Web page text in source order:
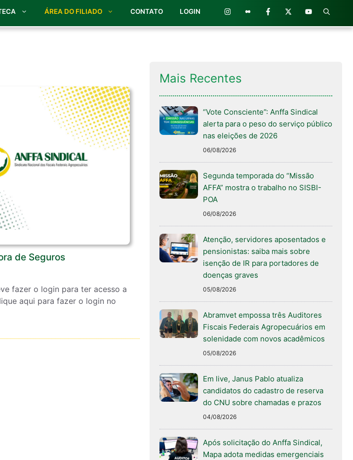
ÁREA DO FILIADO CONTATO LOGIN
de Seguros
fazer o login para ter acesso a
aqui para fazer o login no
Mais Recentes
“Vote Consciente”: Anffa Sindical
alerta para o peso do serviço público
nas eleições de 2026
06/08/2026
Segunda temporada do “Missão
AFFA” mostra o trabalho no SISBI-
POA
06/08/2026
Atenção, servidores aposentados e
pensionistas: saiba mais sobre
isenção de IR para portadores de
doenças graves
05/08/2026
Abramvet empossa três Auditores
Fiscais Federais Agropecuários em
solenidade com novos acadêmicos
05/08/2026
Em live, Janus Pablo atualiza
candidatos do cadastro de reserva
do CNU sobre chamadas e prazos
04/08/2026
Após solicitação do Anffa Sindical,
Mapa adota medidas emergenciais